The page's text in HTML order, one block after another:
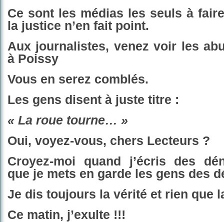
Ce sont les médias les seuls à
la justice n’en fait point.
Aux journalistes, venez voir les
à Poissy
Vous en serez comblés.
Les gens disent à juste titre :
« La roue tourne… »
Oui, voyez-vous, chers Lecteurs ?
Croyez-moi quand j’écris des
que je mets en garde les gens des
Je dis toujours la vérité et rien que
Ce matin, j’exulte !!!